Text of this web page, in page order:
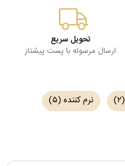
تحویل سریع
ارسال مرسوله با پست پیشتاز
(۲) نرم کننده (۵)